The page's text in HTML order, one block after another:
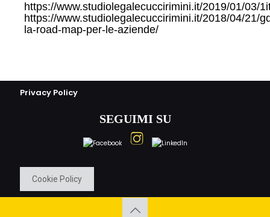
https://www.studiolegalecuccirimini.it/2019/01/03/
https://www.studiolegalecuccirimini.it/2018/04/21/
la-road-map-per-le-aziende/
Privacy Policy
SEGUIMI SU
Cookie Policy